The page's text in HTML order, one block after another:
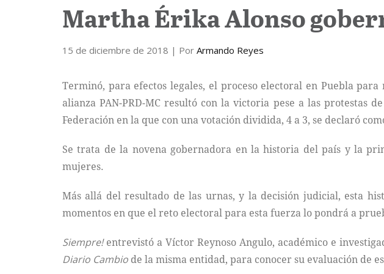
Martha Érika Alonso
15 de diciembre de 2018 | Por Armando Reyes
Terminó, para efectos legales, el proceso electoral en Puebla
alianza PAN-PRD-MC resultó con la victoria pese a las protestas
Federación en la que con una votación dividida, 4 a 3, se declaró
Se trata de la novena gobernadora en la historia del país y la
mujeres.
Más allá del resultado de las urnas, y la decisión judicial, esta
momentos en que el reto electoral para esta fuerza lo pondrá a
Siempre!entrevistó a Víctor Reynoso Angulo, académico e
Diario Cambio de la misma entidad, para conocer su evaluación de